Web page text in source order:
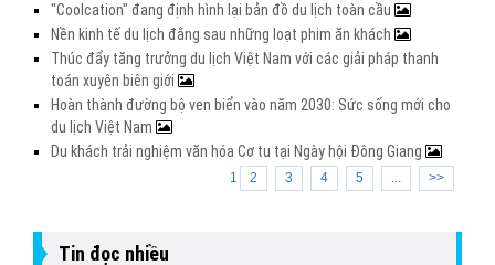
"Coolcation" đang định hình lại bản đồ du lịch toàn cầu
Nền kinh tế du lịch đằng sau những loạt phim ăn khách
Thúc đẩy tăng trưởng du lịch Việt Nam với các giải pháp thanh
toán xuyên biên giới
Hoàn thành đường bộ ven biển vào năm 2030: Sức sống mới cho
du lịch Việt Nam
Du khách trải nghiệm văn hóa Cơ tu tại Ngày hội Đông Giang
1 2 3 4 5 ... >>
Tin đọc nhiều